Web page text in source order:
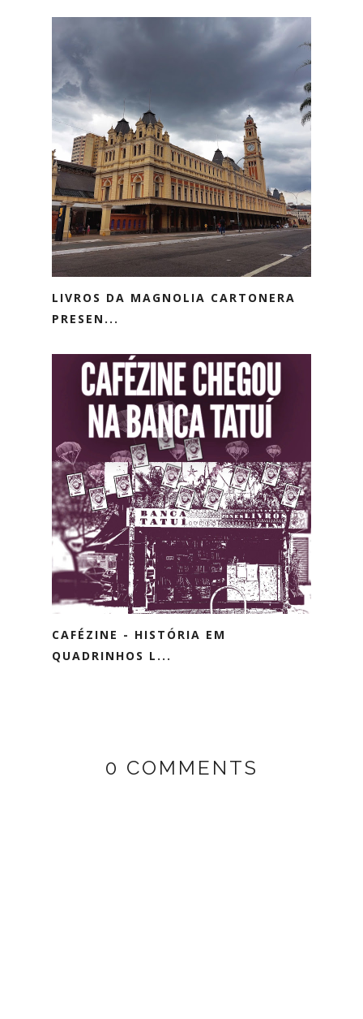
LIVROS DA MAGNOLIA CARTONERA
PRESEN...
CAFÉZINE - HISTÓRIA EM
QUADRINHOS L...
0 COMMENTS